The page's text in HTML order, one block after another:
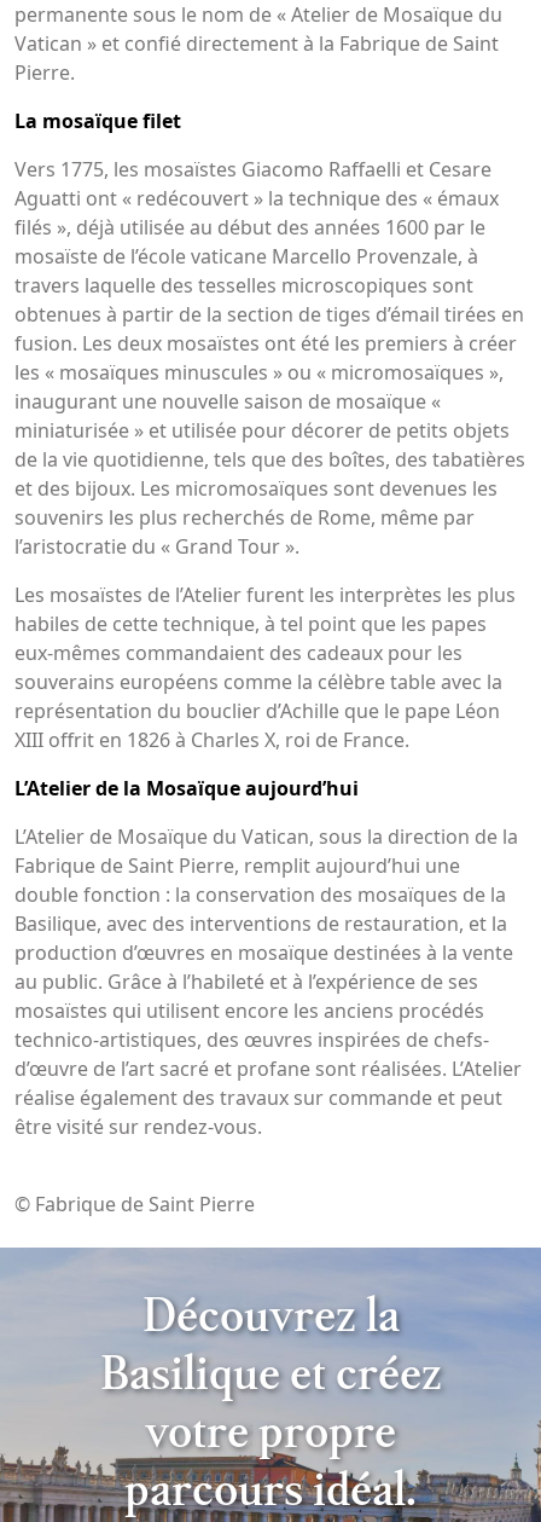
permanente sous le nom de « Atelier de Mosaïque du
Vatican » et confié directement à la Fabrique de Saint
Pierre.
La mosaïque filet
Vers 1775, les mosaïstes Giacomo Raffaelli et Cesare
Aguatti ont « redécouvert » la technique des « émaux
filés », déjà utilisée au début des années 1600 par le
mosaïste de l’école vaticane Marcello Provenzale, à
travers laquelle des tesselles microscopiques sont
obtenues à partir de la section de tiges d’émail tirées en
fusion. Les deux mosaïstes ont été les premiers à créer
les « mosaïques minuscules » ou « micromosaïques »,
inaugurant une nouvelle saison de mosaïque «
miniaturisée » et utilisée pour décorer de petits objets
de la vie quotidienne, tels que des boîtes, des tabatières
et des bijoux. Les micromosaïques sont devenues les
souvenirs les plus recherchés de Rome, même par
l’aristocratie du « Grand Tour ».
Les mosaïstes de l’Atelier furent les interprètes les plus
habiles de cette technique, à tel point que les papes
eux-mêmes commandaient des cadeaux pour les
souverains européens comme la célèbre table avec la
représentation du bouclier d’Achille que le pape Léon
XIII offrit en 1826 à Charles X, roi de France.
L’Atelier de la Mosaïque aujourd’hui
L’Atelier de Mosaïque du Vatican, sous la direction de la
Fabrique de Saint Pierre, remplit aujourd’hui une
double fonction : la conservation des mosaïques de la
Basilique, avec des interventions de restauration, et la
production d’œuvres en mosaïque destinées à la vente
au public. Grâce à l’habileté et à l’expérience de ses
mosaïstes qui utilisent encore les anciens procédés
technico-artistiques, des œuvres inspirées de chefs-
d’œuvre de l’art sacré et profane sont réalisées. L’Atelier
réalise également des travaux sur commande et peut
être visité sur rendez-vous.
© Fabrique de Saint Pierre
Découvrez la
Basilique et créez
votre propre
parcours idéal.